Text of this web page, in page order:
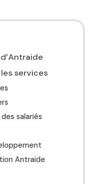
services
salariés
Antraide